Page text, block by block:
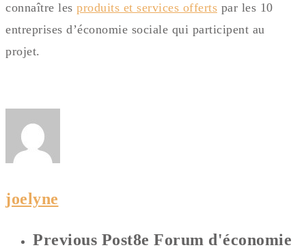
connaître les produits et services offerts par les 10
entreprises d’économie sociale qui participent au
projet.
joelyne
Previous Post8e Forum d'économie